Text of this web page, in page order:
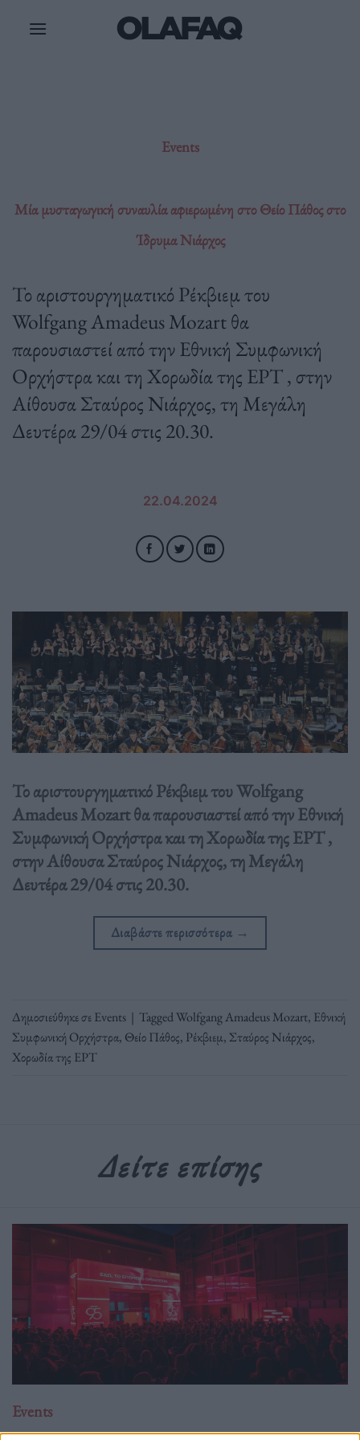
Events
Μία μυσταγωγική συναυλία αφιερωμένη στο Θείο Πάθος στο
Ίδρυμα Νιάρχος
Το αριστουργηματικό Ρέκβιεμ του
Wolfgang Amadeus Mozart θα
παρουσιαστεί από την Εθνική Συμφωνική
Ορχήστρα και τη Χορωδία της ΕΡΤ , στην
Αίθουσα Σταύρος Νιάρχος, τη Μεγάλη
Δευτέρα 29/04 στις 20.30.
22.04.2024
Το αριστουργηματικό Ρέκβιεμ του Wolfgang
Amadeus Mozart θα παρουσιαστεί από την Εθνική
Συμφωνική Ορχήστρα και τη Χορωδία της ΕΡΤ ,
στην Αίθουσα Σταύρος Νιάρχος, τη Μεγάλη
Δευτέρα 29/04 στις 20.30.
Διαβάστε περισσότερα →
Δημοσιεύθηκε σεEvents | TaggedWolfgang Amadeus Mozart, Εθνική
Συμφωνική Ορχήστρα, Θείο Πάθος, Ρέκβιεμ, Σταύρος Νιάρχος,
Χορωδία της ΕΡΤ
Δείτε επίσης
Events